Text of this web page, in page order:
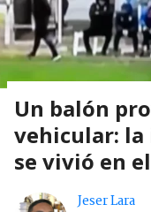
Un balón
vehicular:
se vivió en
Jeser Lara